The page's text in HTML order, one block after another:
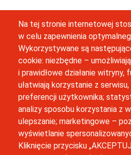
Na tej stronie internetowej
w celu zapewnienia
Wykorzystywane są
cookie: niezbędne –
i prawidłowe działanie witryny,
ułatwiają korzystanie z
preferencji użytkownika;
analizy sposobu korzystania z
ulepszanie; marketingowe –
wyświetlanie
Kliknięcie przycisku